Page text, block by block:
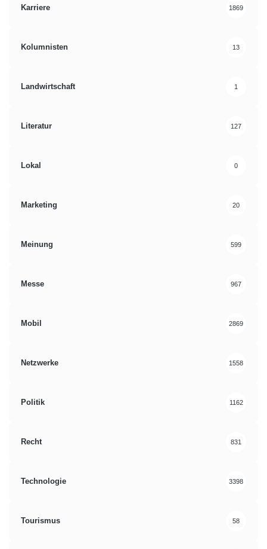
Karriere 1869
Kolumnisten 13
Landwirtschaft 1
Literatur 127
Lokal 0
Marketing 20
Meinung 599
Messe 967
Mobil 2869
Netzwerke 1558
Politik 1162
Recht 831
Technologie 3398
Tourismus 58